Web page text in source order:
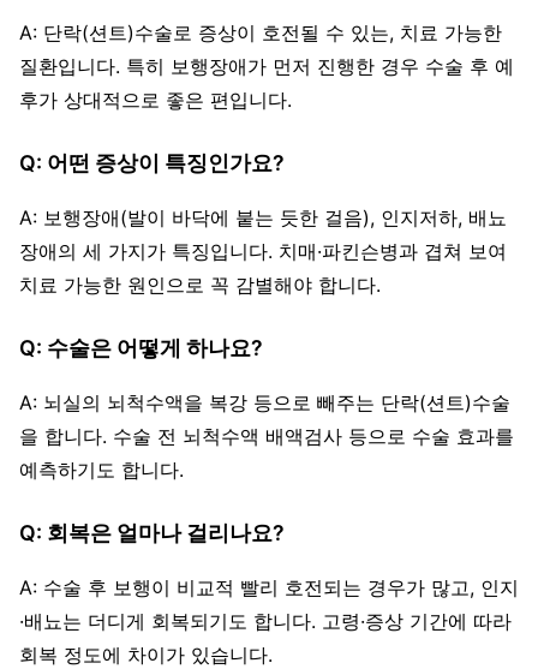
A: 단락(션트)수술로 증상이 호전될 수 있는, 치료 가능한
질환입니다. 특히 보행장애가 먼저 진행한 경우 수술 후 예
후가 상대적으로 좋은 편입니다.
Q: 어떤 증상이 특징인가요?
A: 보행장애(발이 바닥에 붙는 듯한 걸음), 인지저하, 배뇨
장애의 세 가지가 특징입니다. 치매·파킨슨병과 겹쳐 보여
치료 가능한 원인으로 꼭 감별해야 합니다.
Q: 수술은 어떻게 하나요?
A: 뇌실의 뇌척수액을 복강 등으로 빼주는 단락(션트)수술
을 합니다. 수술 전 뇌척수액 배액검사 등으로 수술 효과를
예측하기도 합니다.
Q: 회복은 얼마나 걸리나요?
A: 수술 후 보행이 비교적 빨리 호전되는 경우가 많고, 인지
·배뇨는 더디게 회복되기도 합니다. 고령·증상 기간에 따라
회복 정도에 차이가 있습니다.